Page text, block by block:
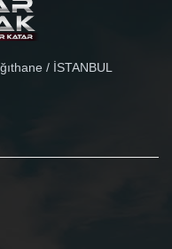
/ İSTANBUL